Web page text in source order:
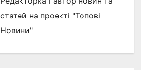
статей на проекті "Топові
Новини"